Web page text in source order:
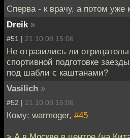
Сперва - к врачу, а потом уже
Dreik »
#51 | 21.10.08 15:06
Не отразились ли
спортивной подготовке
под шабли с каштанами?
Vasilich »
#52 | 21.10.08 15:06
Кому: warmoger, #45